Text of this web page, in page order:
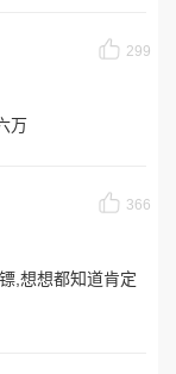
299
万
366
,想想都知道肯定